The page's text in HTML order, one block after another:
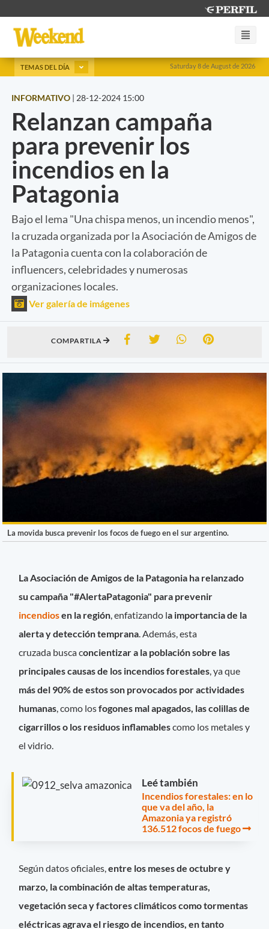
Saturday 8 de August de 2026
TEMAS DEL DÍA
INFORMATIVO | 28-12-2024 15:00
Relanzan campaña
para prevenir los
incendios en la
Patagonia
Bajo el lema "Una chispa menos, un incendio menos",
la cruzada organizada por la Asociación de Amigos de
la Patagonia cuenta con la colaboración de
influencers, celebridades y numerosas
organizaciones locales.
Ver galería de imágenes
COMPARTILA
La movida busca prevenir los focos de fuego en el sur argentino.
La Asociación de Amigos de la Patagonia ha relanzado
su campaña "#AlertaPatagonia" para prevenir
incendiosen la región , enfatizando la importancia de la
alerta y detección temprana . Además, esta
cruzada busca concientizar a la población sobre las
principales causas de los incendios forestales , ya que
más del 90% de estos son provocados por actividades
humanas , como losfogones mal apagados, las colillas de
cigarrillos o los residuos inflamablescomo los metales y
el vidrio.
Leé también
Incendios forestales: en lo
que va del año, la
Amazonia ya registró
136.512 focos de fuego
Según datos oficiales,entre los meses de octubre y
marzo, la combinación de altas temperaturas,
vegetación seca y factores climáticos como tormentas
eléctricas agrava el riesgo de incendios, en tanto